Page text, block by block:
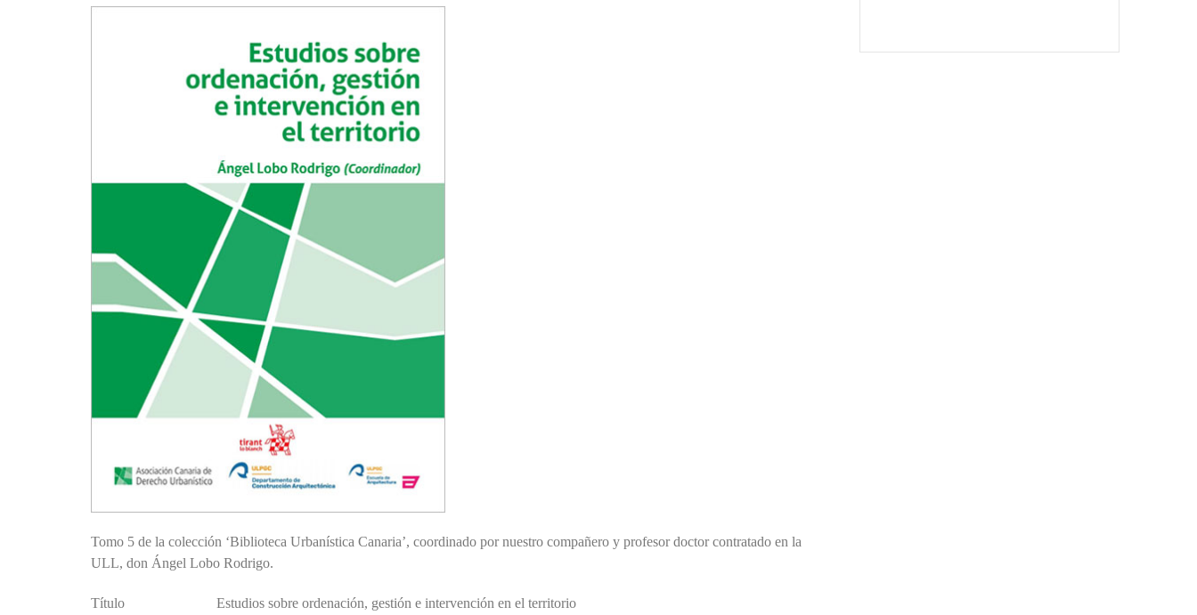
Tomo 5 de la colección ‘Biblioteca Urbanística Canaria’, coordinado por nuestro compañero y profesor doctor contratado en la
ULL, don Ángel Lobo Rodrigo.
Título
Estudios sobre ordenación, gestión e intervención en el territorio